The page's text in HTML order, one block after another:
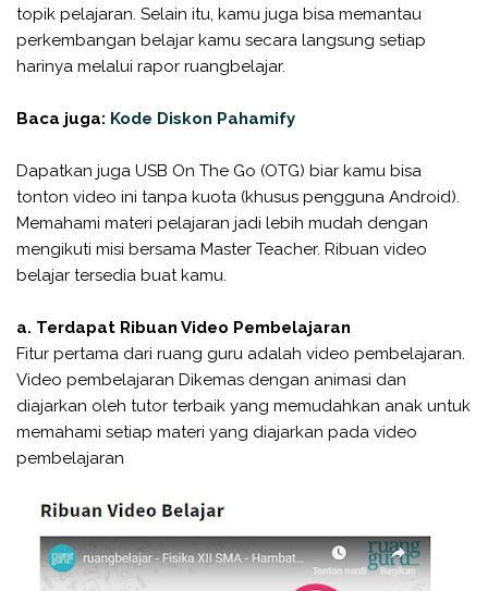
topik pelajaran. Selain itu, kamu juga bisa memantau
perkembangan belajar kamu secara langsung setiap
harinya melalui rapor ruangbelajar.
Baca juga: Kode Diskon Pahamify
Dapatkan juga USB On The Go (OTG) biar kamu bisa
tonton video ini tanpa kuota (khusus pengguna Android).
Memahami materi pelajaran jadi lebih mudah dengan
mengikuti misi bersama Master Teacher. Ribuan video
belajar tersedia buat kamu.
a. Terdapat Ribuan Video Pembelajaran
Fitur pertama dari ruang guru adalah video pembelajaran.
Video pembelajaran Dikemas dengan animasi dan
diajarkan oleh tutor terbaik yang memudahkan anak untuk
memahami setiap materi yang diajarkan pada video
pembelajaran